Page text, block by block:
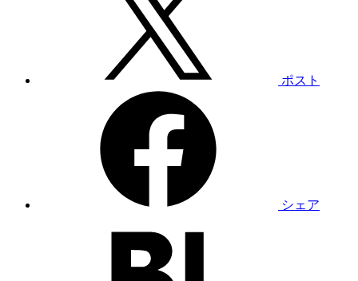
ポスト
シェア